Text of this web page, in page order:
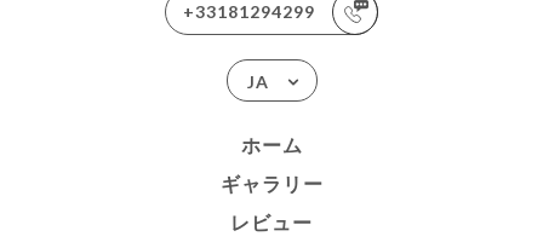
+33181294299
JA
ホーム
ギャラリー
レビュー